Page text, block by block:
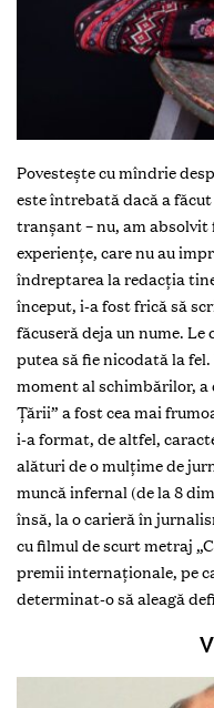
Povesteşte cu mîndrie
este întrebată dacă a
tranşant – nu, am absolvit
experienţe, care nu au
îndreptarea la redacţia
început, i-a fost frică să
făcuseră deja un nume. Le
putea să fie nicodată la
moment al schimbărilor,
Ţării” a fost cea mai
i-a format, de altfel,
alături de o mulţime de
muncă infernal (de la 8
însă, la o carieră în
cu filmul de scurt metraj
premii internaţionale, pe
determinat-o să aleagă